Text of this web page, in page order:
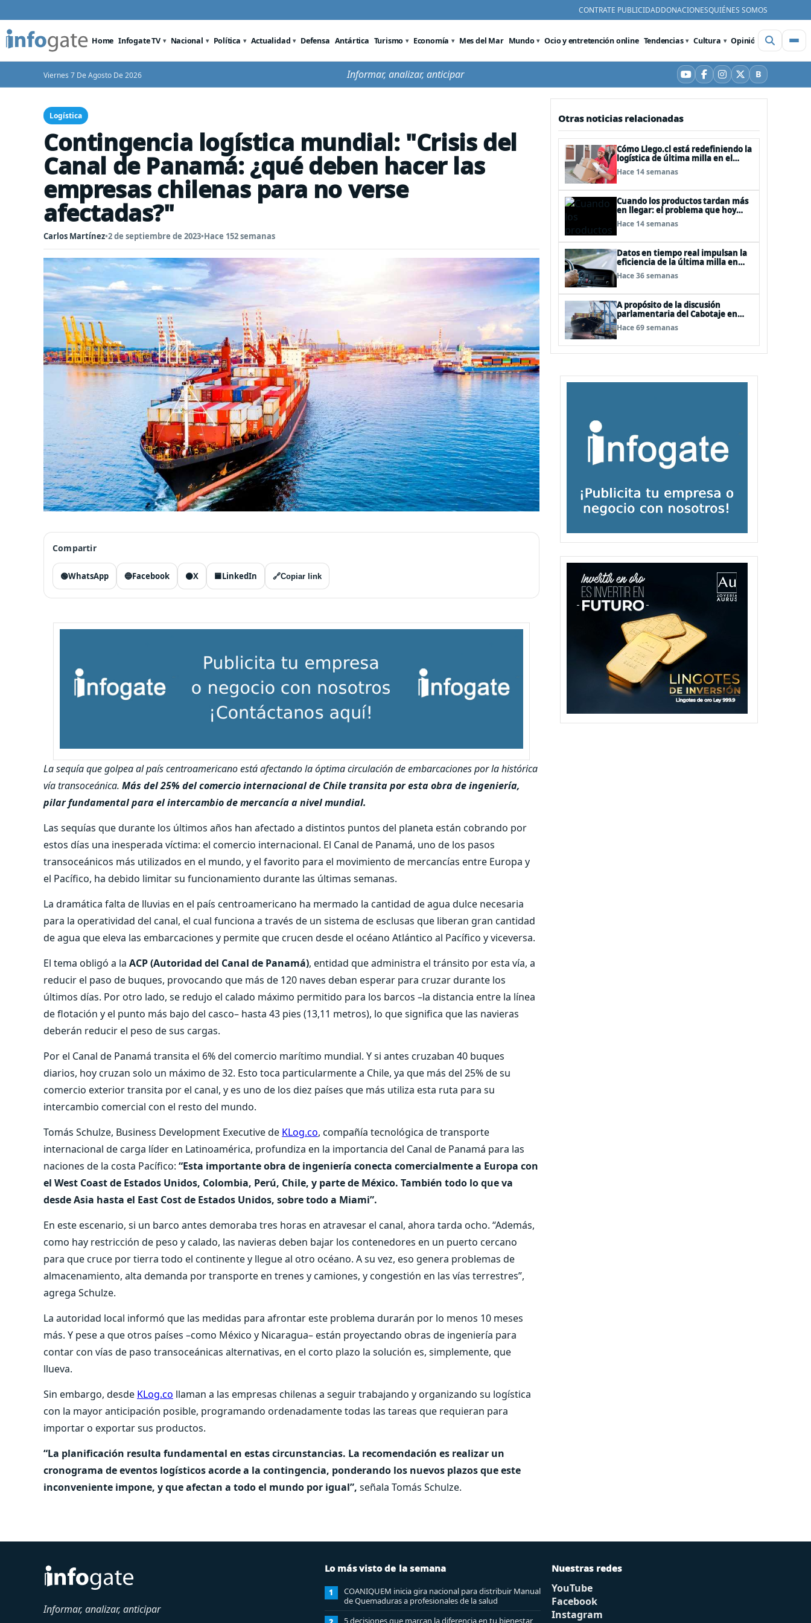
CONTRATE PUBLICIDADDONACIONESQUIÉNES SOMOS
Home Infogate TV Nacional Política Actualidad Defensa Antártica Turismo Economía Mes del Mar Mundo Ocio y entretención online Tendencias Cultura Opinión Videos
Viernes 7 De Agosto De 2026 Informar, analizar, anticipar YouTube
Facebook
Instagram
X BBluesky
Logística
Contingencia logística mundial: "Crisis del
Canal de Panamá: ¿qué deben hacer las
empresas chilenas para no verse
afectadas?"
Carlos Martínez•2 de septiembre de 2023•Hace 152 semanas
Compartir
🟢WhatsApp 🔵Facebook ⚫X 🟦LinkedIn 🔗Copiar link
La sequía que golpea al país centroamericano está afectando la óptima circulación de embarcaciones por la histórica
vía transoceánica. Más del 25% del comercio internacional de Chile transita por esta obra de ingeniería,
pilar fundamental para el intercambio de mercancía a nivel mundial.
Las sequías que durante los últimos años han afectado a distintos puntos del planeta están cobrando por
estos días una inesperada víctima: el comercio internacional. El Canal de Panamá, uno de los pasos
transoceánicos más utilizados en el mundo, y el favorito para el movimiento de mercancías entre Europa y
el Pacífico, ha debido limitar su funcionamiento durante las últimas semanas.
La dramática falta de lluvias en el país centroamericano ha mermado la cantidad de agua dulce necesaria
para la operatividad del canal, el cual funciona a través de un sistema de esclusas que liberan gran cantidad
de agua que eleva las embarcaciones y permite que crucen desde el océano Atlántico al Pacífico y viceversa.
El tema obligó a la ACP (Autoridad del Canal de Panamá), entidad que administra el tránsito por esta vía, a
reducir el paso de buques, provocando que más de 120 naves deban esperar para cruzar durante los
últimos días. Por otro lado, se redujo el calado máximo permitido para los barcos –la distancia entre la línea
de flotación y el punto más bajo del casco– hasta 43 pies (13,11 metros), lo que significa que las navieras
deberán reducir el peso de sus cargas.
Por el Canal de Panamá transita el 6% del comercio marítimo mundial. Y si antes cruzaban 40 buques
diarios, hoy cruzan solo un máximo de 32. Esto toca particularmente a Chile, ya que más del 25% de su
comercio exterior transita por el canal, y es uno de los diez países que más utiliza esta ruta para su
intercambio comercial con el resto del mundo.
Tomás Schulze, Business Development Executive de KLog.co, compañía tecnológica de transporte
internacional de carga líder en Latinoamérica, profundiza en la importancia del Canal de Panamá para las
naciones de la costa Pacífico: “Esta importante obra de ingeniería conecta comercialmente a Europa con
el West Coast de Estados Unidos, Colombia, Perú, Chile, y parte de México. También todo lo que va
desde Asia hasta el East Cost de Estados Unidos, sobre todo a Miami”.
En este escenario, si un barco antes demoraba tres horas en atravesar el canal, ahora tarda ocho. “Además,
como hay restricción de peso y calado, las navieras deben bajar los contenedores en un puerto cercano
para que cruce por tierra todo el continente y llegue al otro océano. A su vez, eso genera problemas de
almacenamiento, alta demanda por transporte en trenes y camiones, y congestión en las vías terrestres”,
agrega Schulze.
La autoridad local informó que las medidas para afrontar este problema durarán por lo menos 10 meses
más. Y pese a que otros países –como México y Nicaragua– están proyectando obras de ingeniería para
contar con vías de paso transoceánicas alternativas, en el corto plazo la solución es, simplemente, que
llueva.
Sin embargo, desde KLog.co llaman a las empresas chilenas a seguir trabajando y organizando su logística
con la mayor anticipación posible, programando ordenadamente todas las tareas que requieran para
importar o exportar sus productos.
“La planificación resulta fundamental en estas circunstancias. La recomendación es realizar un
cronograma de eventos logísticos acorde a la contingencia, ponderando los nuevos plazos que este
inconveniente impone, y que afectan a todo el mundo por igual”, señala Tomás Schulze.
Otras noticias relacionadas
Cómo Llego.cl está redefiniendo la
logística de última milla en el
comercio online chileno
Hace 14 semanas
Cuando los productos tardan más
en llegar: el problema que hoy
enfrentan empresas y
consumidores
Hace 14 semanas
Datos en tiempo real impulsan la
eficiencia de la última milla en
Black Friday
Hace 36 semanas
A propósito de la discusión
parlamentaria del Cabotaje en
Chile
Hace 69 semanas
Informar, analizar, anticipar
Lo más visto de la semana
1
COANIQUEM inicia gira nacional para distribuir Manual
de Quemaduras a profesionales de la salud
5 decisiones que marcan la diferencia en tu bienestar
Nuestras redes
YouTube
Facebook
Instagram